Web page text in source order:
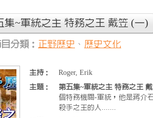
集~軍統之主 特務之王 戴笠 (一)
分類： 正野歷史 、 歷史文化
主持：
Roger, Erik
主題：
第五集~軍統之主 特務之王
個特務機關-軍統，他是蔣介
殺手之王的人.......